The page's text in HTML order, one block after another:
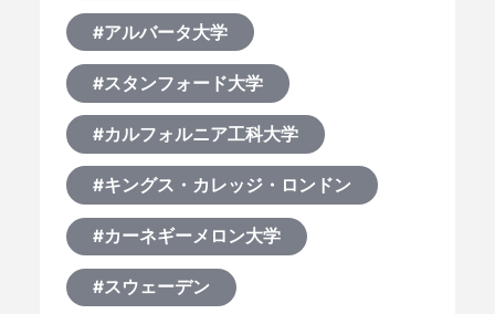
#アルバータ大学
#スタンフォード大学
#カルフォルニア工科大学
#キングス・カレッジ・ロンドン
#カーネギーメロン大学
#スウェーデン